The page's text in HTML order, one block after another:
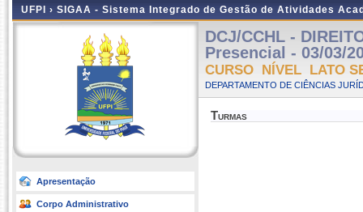
UFPI › SIGAA - Sistema Integrado de Gestão de Atividades
Apresentação
Corpo Administrativo
DCJ/CCHL -
Presencial - 03/03/
CURSO NÍVEL LATO
DEPARTAMENTO DE CIÊNCIAS
Turmas